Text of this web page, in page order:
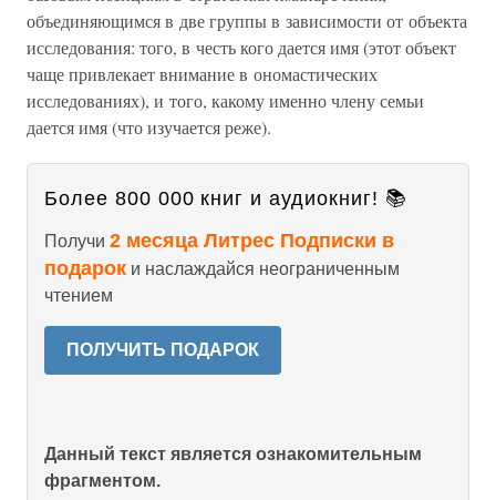
объединяющимся в две группы в зависимости от объекта
исследования: того, в честь кого дается имя (этот объект
чаще привлекает внимание в ономастических
исследованиях), и того, какому именно члену семьи
дается имя (что изучается реже).
Более 800 000 книг и аудиокниг! 📚
Получи 2 месяца Литрес Подписки в
подарок и наслаждайся неограниченным
чтением
ПОЛУЧИТЬ ПОДАРОК
Данный текст является ознакомительным
фрагментом.